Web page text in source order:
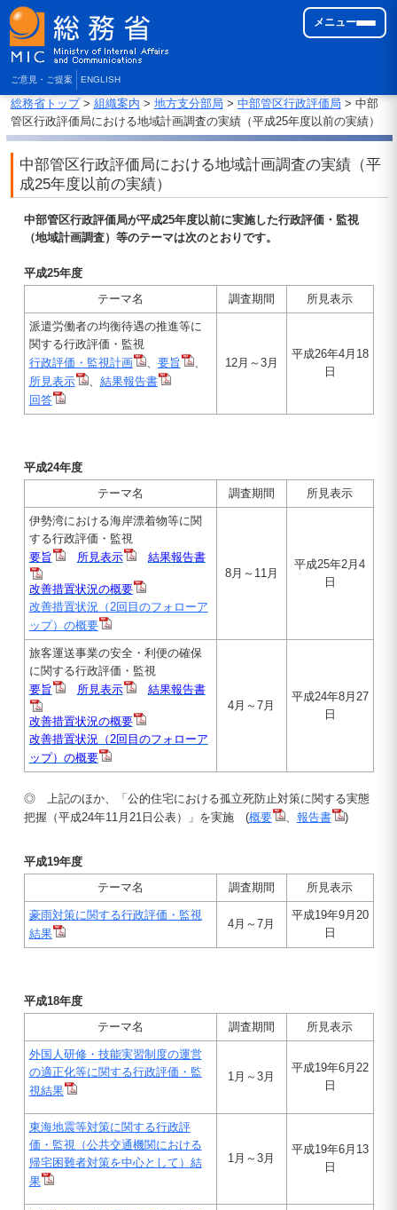
ご意見・ご提案 ENGLISH
メニュー
総務省トップ> 組織案内 > 地方支分部局 > 中部管区行政評価局 > 中部
管区行政評価局における地域計画調査の実績（平成25年度以前の実績）
中部管区行政評価局における地域計画調査の実績（平
成25年度以前の実績）
中部管区行政評価局が平成25年度以前に実施した行政評価・監視
（地域計画調査）等のテーマは次のとおりです。
平成25年度
テーマ名
調査期間 所見表示
派遣労働者の均衡待遇の推進等に
関する行政評価・監視
行政評価・監視計画
、 要旨
、
所見表示
、 結果報告書
回答
12月～3月
平成26年4月18
日
平成24年度
テーマ名
調査期間 所見表示
伊勢湾における海岸漂着物等に関
する行政評価・監視
要旨
所見表示 結果報告書
改善措置状況の概要
改善措置状況（2回目のフォローア
ップ）の概要
8月～11月
平成25年2月4
日
旅客運送事業の安全・利便の確保
に関する行政評価・監視
要旨
所見表示 結果報告書
改善措置状況の概要
改善措置状況（2回目のフォローア
ップ）の概要
4月～7月
平成24年8月27
日
◎ 上記のほか、「公的住宅における孤立死防止対策に関する実態
把握（平成24年11月21日公表）」を実施 (概要 、 報告書 )
平成19年度
テーマ名
調査期間 所見表示
豪雨対策に関する行政評価・監視
結果
4月～7月
平成19年9月20
日
平成18年度
テーマ名
調査期間 所見表示
外国人研修・技能実習制度の運営
の適正化等に関する行政評価・監
視結果
1月～3月
平成19年6月22
日
東海地震等対策に関する行政評
価・監視（公共交通機関における
帰宅困難者対策を中心として）結
果
1月～3月
平成19年6月13
日